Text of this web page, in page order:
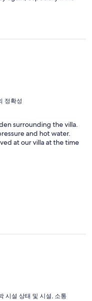
They are such a
definitely the difference
Bali Asri Batubelig
정확성
surrounding the villa.
and hot water.
at our villa at the time
시설 상태 및 시설, 소통